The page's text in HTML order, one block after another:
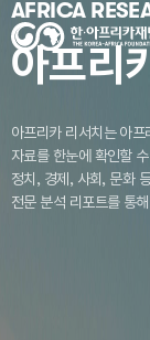
AFRICA
아프리
아프리카 리서치는 아
자료를 한눈에 확인할
정치, 경제, 사회, 문화
전문 분석 리포트를 통